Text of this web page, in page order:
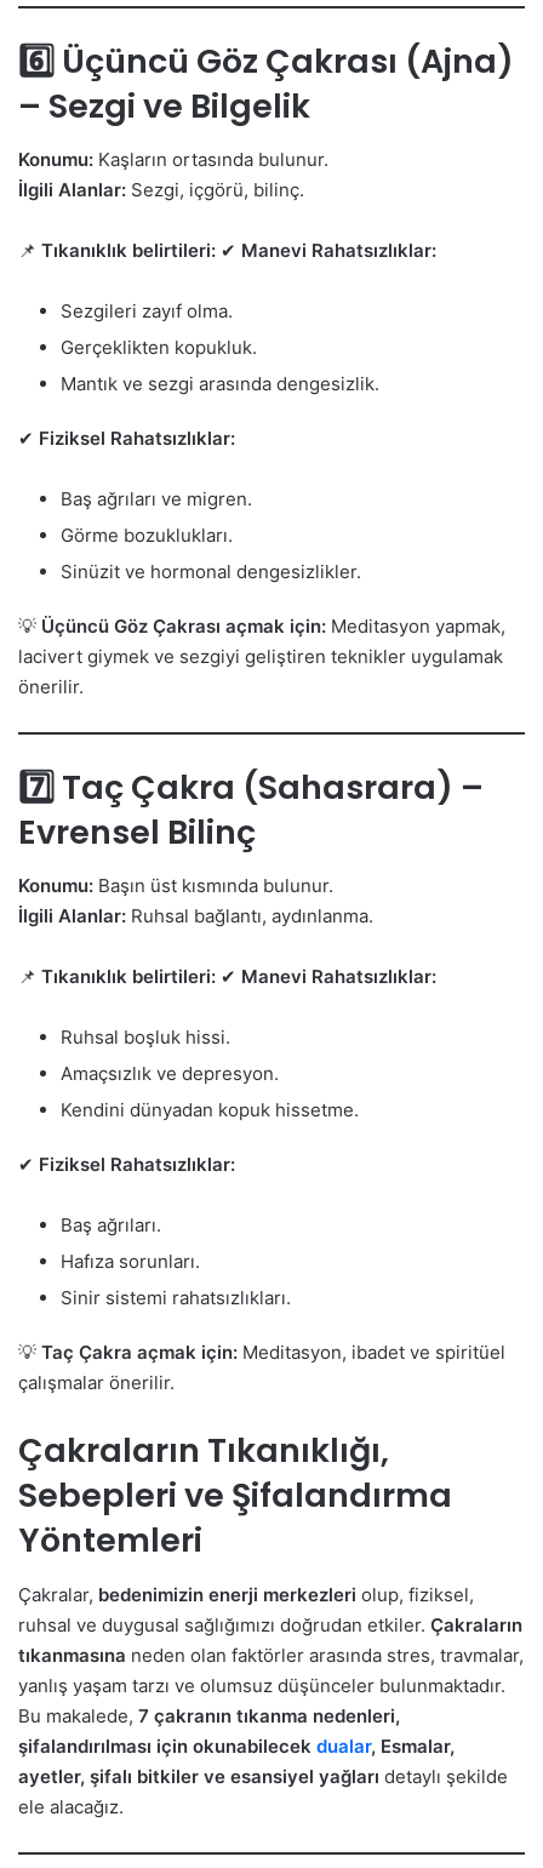
6️⃣ Üçüncü Göz Çakrası (Ajna)
– Sezgi ve Bilgelik
Konumu: Kaşların ortasında bulunur.
İlgili Alanlar: Sezgi, içgörü, bilinç.
📌 Tıkanıklık belirtileri: ✔ Manevi Rahatsızlıklar:
Sezgileri zayıf olma.
Gerçeklikten kopukluk.
Mantık ve sezgi arasında dengesizlik.
✔ Fiziksel Rahatsızlıklar:
Baş ağrıları ve migren.
Görme bozuklukları.
Sinüzit ve hormonal dengesizlikler.
💡 Üçüncü Göz Çakrası açmak için: Meditasyon yapmak,
lacivert giymek ve sezgiyi geliştiren teknikler uygulamak
önerilir.
7️⃣ Taç Çakra (Sahasrara) –
Evrensel Bilinç
Konumu: Başın üst kısmında bulunur.
İlgili Alanlar: Ruhsal bağlantı, aydınlanma.
📌 Tıkanıklık belirtileri: ✔ Manevi Rahatsızlıklar:
Ruhsal boşluk hissi.
Amaçsızlık ve depresyon.
Kendini dünyadan kopuk hissetme.
✔ Fiziksel Rahatsızlıklar:
Baş ağrıları.
Hafıza sorunları.
Sinir sistemi rahatsızlıkları.
💡 Taç Çakra açmak için: Meditasyon, ibadet ve spiritüel
çalışmalar önerilir.
Çakraların Tıkanıklığı,
Sebepleri ve Şifalandırma
Yöntemleri
Çakralar, bedenimizin enerji merkezleri olup, fiziksel,
ruhsal ve duygusal sağlığımızı doğrudan etkiler. Çakraların
tıkanmasına neden olan faktörler arasında stres, travmalar,
yanlış yaşam tarzı ve olumsuz düşünceler bulunmaktadır.
Bu makalede, 7 çakranın tıkanma nedenleri,
şifalandırılması için okunabilecek dualar, Esmalar,
ayetler, şifalı bitkiler ve esansiyel yağları detaylı şekilde
ele alacağız.